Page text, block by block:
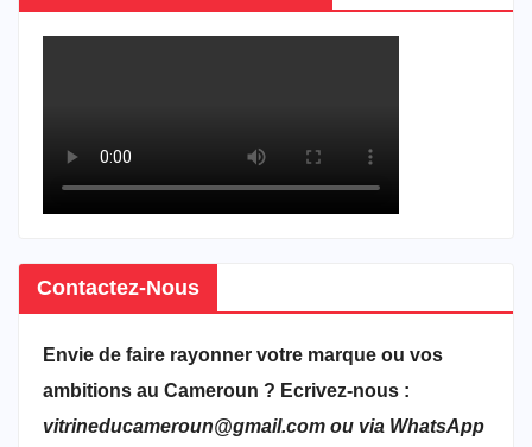
Contactez-Nous
Envie de faire rayonner votre marque ou vos
ambitions au Cameroun ? Ecrivez-nous :
vitrineducameroun@gmail.com ou via WhatsApp